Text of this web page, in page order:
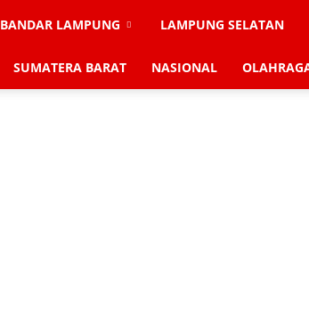
BANDAR LAMPUNG LAMPUNG SELATAN
SUMATERA BARAT NASIONAL